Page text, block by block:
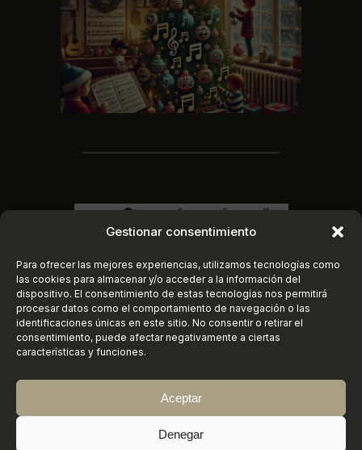
Gestionar consentimiento
Para ofrecer las mejores experiencias, utilizamos tecnologías como
las cookies para almacenar y/o acceder a la información del
dispositivo. El consentimiento de estas tecnologías nos permitirá
procesar datos como el comportamiento de navegación o las
identificaciones únicas en este sitio. No consentir o retirar el
consentimiento, puede afectar negativamente a ciertas
características y funciones.
Aceptar
Denegar
Instagram
https://
X
«Joaquín Turina» | Sanlúcar de Barrameda (Cádiz)